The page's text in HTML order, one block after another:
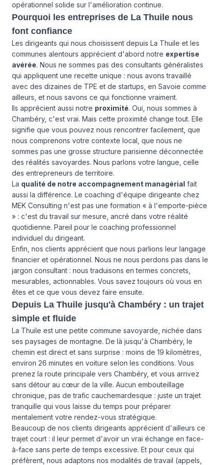
opérationnel solide sur l'amélioration continue.
Pourquoi les entreprises de La Thuile nous
font confiance
Les dirigeants qui nous choisissent depuis La Thuile et les
communes alentours apprécient d'abord notre expertise
avérée. Nous ne sommes pas des consultants généralistes
qui appliquent une recette unique : nous avons travaillé
avec des dizaines de TPE et de startups, en Savoie comme
ailleurs, et nous savons ce qui fonctionne vraiment.
Ils apprécient aussi notre proximité. Oui, nous sommes à
Chambéry, c'est vrai. Mais cette proximité change tout. Elle
signifie que vous pouvez nous rencontrer facilement, que
nous comprenons votre contexte local, que nous ne
sommes pas une grosse structure parisienne déconnectée
des réalités savoyardes. Nous parlons votre langue, celle
des entrepreneurs de territoire.
La qualité de notre accompagnement managérial fait
aussi la différence. Le coaching d'équipe dirigeante chez
MEK Consulting n'est pas une formation « à l'emporte-pièce
» : c'est du travail sur mesure, ancré dans votre réalité
quotidienne. Pareil pour le coaching professionnel
individuel du dirigeant.
Enfin, nos clients apprécient que nous parlions leur langage
financier et opérationnel. Nous ne nous perdons pas dans le
jargon consultant : nous traduisons en termes concrets,
mesurables, actionnables. Vous savez toujours où vous en
êtes et ce que vous devez faire ensuite.
Depuis La Thuile jusqu'à Chambéry : un trajet
simple et fluide
La Thuile est une petite commune savoyarde, nichée dans
ses paysages de montagne. De là jusqu'à Chambéry, le
chemin est direct et sans surprise : moins de 19 kilomètres,
environ 26 minutes en voiture selon les conditions. Vous
prenez la route principale vers Chambéry, et vous arrivez
sans détour au cœur de la ville. Aucun embouteillage
chronique, pas de trafic cauchemardesque : juste un trajet
tranquille qui vous laisse du temps pour préparer
mentalement votre rendez-vous stratégique.
Beaucoup de nos clients dirigeants apprécient d'ailleurs ce
trajet court : il leur permet d'avoir un vrai échange en face-
à-face sans perte de temps excessive. Et pour ceux qui
préfèrent, nous adaptons nos modalités de travail (appels,